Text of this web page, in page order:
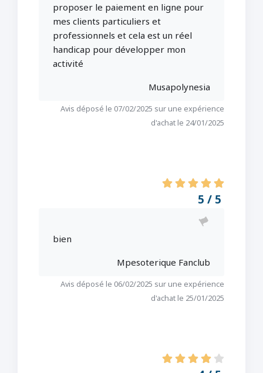
proposer le paiement en ligne pour
mes clients particuliers et
professionnels et cela est un réel
handicap pour développer mon
activité
Musapolynesia
Avis déposé le 07/02/2025 sur une expérience
d'achat le 24/01/2025
5 / 5
bien
Mpesoterique Fanclub
Avis déposé le 06/02/2025 sur une expérience
d'achat le 25/01/2025